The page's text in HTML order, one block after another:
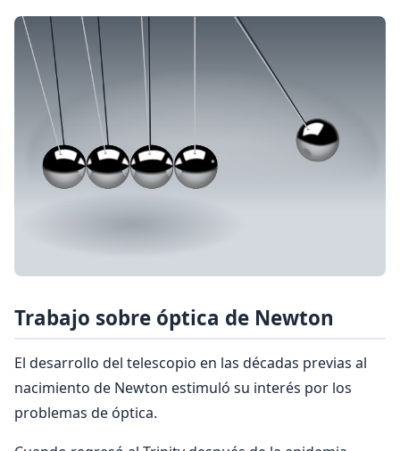
Trabajo sobre óptica de Newton
El desarrollo del telescopio en las décadas previas al
nacimiento de Newton estimuló su interés por los
problemas de óptica.